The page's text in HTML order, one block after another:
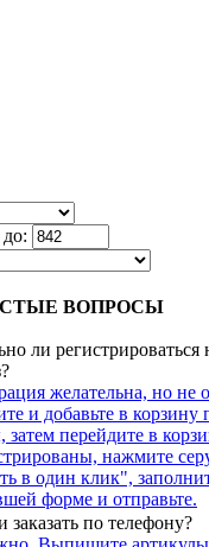
до:
ВОПРОСЫ
ли регистрироваться
желательна, но не
и добавьте в корзину
затем перейдите в
нажмите
в один клик",
форме и отправьте.
по телефону?